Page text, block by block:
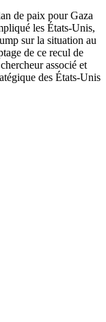
de paix pour Gaza
les États-Unis,
sur la situation au
de ce recul de
associé et
des États-Unis